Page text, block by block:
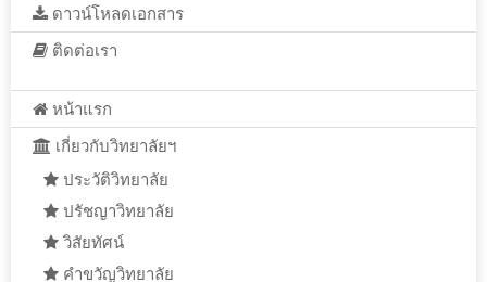
ดาวน์โหลดเอกสาร
ติดต่อเรา
หน้าแรก
เกี่ยวกับวิทยาลัยฯ
ประวัติวิทยาลัย
ปรัชญาวิทยาลัย
วิสัยทัศน์
คำขวัญวิทยาลัย